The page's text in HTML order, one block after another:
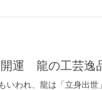
運 龍の工芸逸
いわれ、龍は「立身出